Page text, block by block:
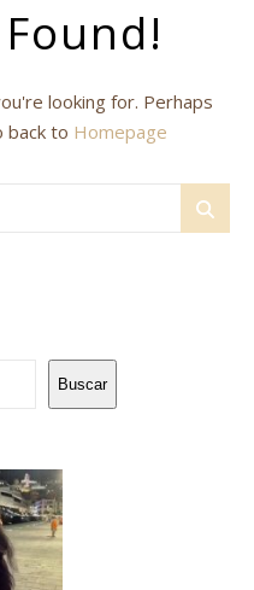
looking for. Perhaps
back to Homepage
Buscar